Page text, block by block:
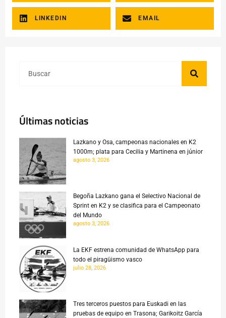
LINKEDIN EMAIL
Últimas noticias
Lazkano y Osa, campeonas nacionales en K2
1000m; plata para Cecilia y Martinena en júnior
agosto 3, 2026
Begoña Lazkano gana el Selectivo Nacional de
Sprint en K2 y se clasifica para el Campeonato
del Mundo
agosto 3, 2026
La EKF estrena comunidad de WhatsApp para
todo el piragüismo vasco
julio 28, 2026
Tres terceros puestos para Euskadi en las
pruebas de equipo en Trasona; Garikoitz García